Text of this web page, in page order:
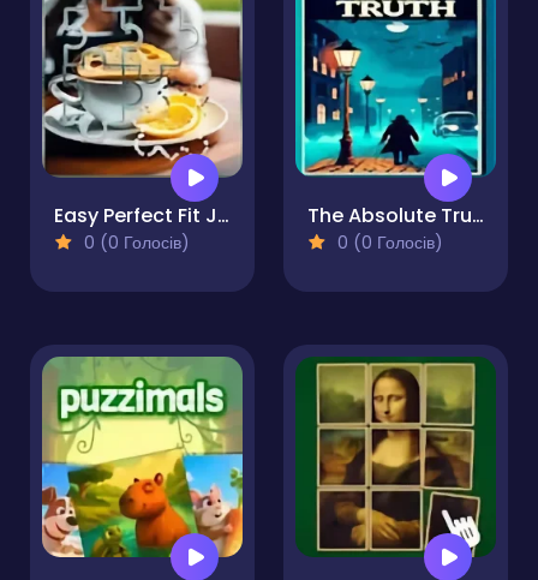
Easy Perfect Fit Jigsaw
0 (0 Голосів)
The Absolute Truth
0 (0 Голосів)